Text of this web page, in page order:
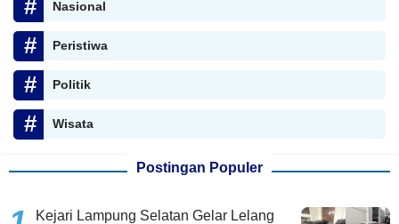
Nasional
Peristiwa
Politik
Wisata
Postingan Populer
Kejari Lampung Selatan Gelar Lelang